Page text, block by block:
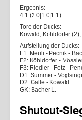
Ergebnis:
4:1 (2:0|1:0|1:1)
Tore der Ducks:
Kowald, Köhldorfer
Aufstellung der Ducks:
F1: Meuli - Pecnik -
F2: Köhldorfer -
F3: Riedler - Fetz -
D1: Summer -
D2: Gallé - Kowald
GK: Bacher L.
Shutout-